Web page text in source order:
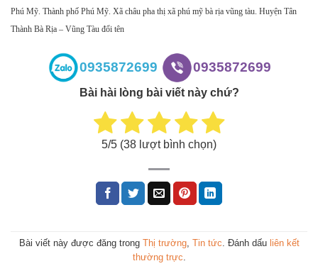
Phú Mỹ. Thành phố Phú Mỹ. Xã châu pha thị xã phú mỹ bà rịa vũng tàu. Huyện Tân
Thành Bà Rịa – Vũng Tàu đổi tên
0935872699 0935872699
Bài hài lòng bài viết này chứ?
5/5 (38 lượt bình chọn)
Bài viết này được đăng trong Thị trường, Tin tức. Đánh dấu liên kết
thường trực.